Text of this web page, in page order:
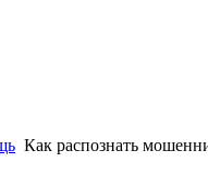
Как распознать